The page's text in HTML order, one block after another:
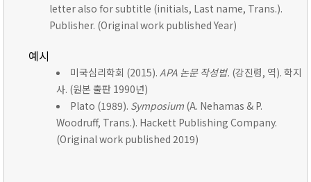
letter also for subtitle (initials, Last name, Trans.).
Publisher. (Original work published Year)
예시
미국심리학회 (2015). APA 논문 작성법. (강진령, 역). 학지
사. (원본 출판 1990년)
Plato (1989). Symposium (A. Nehamas & P.
Woodruff, Trans.). Hackett Publishing Company.
(Original work published 2019)